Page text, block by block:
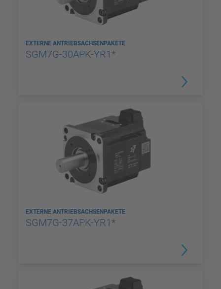
EXTERNE ANTRIEBSACHSENPAKETE
SGM7G-30APK-YR1*
EXTERNE ANTRIEBSACHSENPAKETE
SGM7G-37APK-YR1*